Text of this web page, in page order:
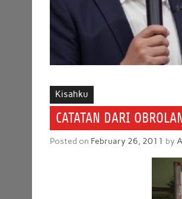
Kisahku
CATATAN DARI
Posted on February 26, 2011 by